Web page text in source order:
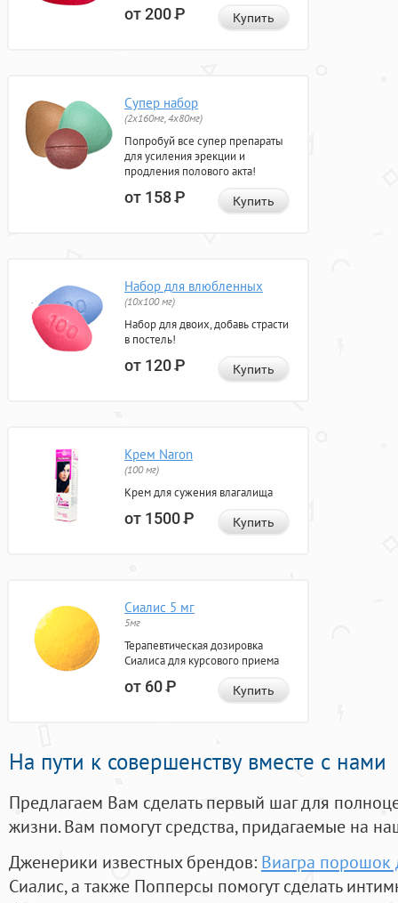
от 200Р Купить
Супер набор
(2х160мг, 4х80мг)
Попробуй все супер препараты
для усиления эрекции и
продления полового акта!
от 158Р Купить
Набор для влюбленных
(10х100 мг)
Набор для двоих, добавь страсти
в постель!
от 120Р Купить
Крем Naron
(100 мг)
Крем для сужения влагалища
от 1500Р Купить
Сиалис 5 мг
5мг
Терапевтическая дозировка
Сиалиса для курсового приема
от 60Р Купить
На пути к совершенству вместе с нами
Предлагаем Вам сделать первый шаг для
жизни. Вам помогут средства, придагаемые на
Дженерики известных брендов: Виагра
Сиалис, а также Попперсы помогут сделать